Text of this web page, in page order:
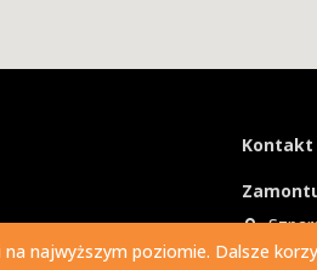
Kontakt
730
najwyższym poziomie. Dalsze